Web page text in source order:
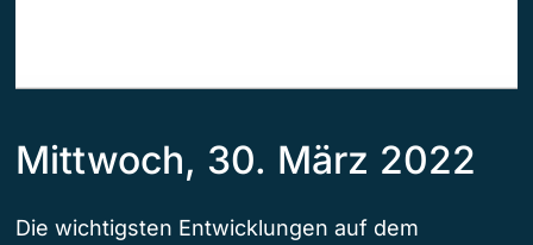
Mittwoch, 30. März 2022
Die wichtigsten Entwicklungen auf dem